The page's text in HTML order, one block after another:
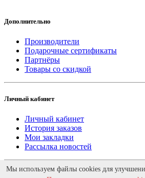
Дополнительно
Производители
Подарочные сертификаты
Партнёры
Товары со скидкой
Личный кабинет
Личный кабинет
История заказов
Мои закладки
Рассылка новостей
Работает наocStore
Мы используем файлы cookies для